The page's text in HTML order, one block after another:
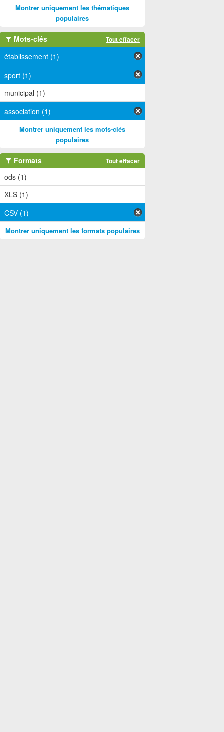
Montrer uniquement les thématiques
populaires
Mots-clés Tout effacer
établissement (1)
sport (1)
municipal (1)
association (1)
Montrer uniquement les mots-clés
populaires
Formats Tout effacer
ods (1)
XLS (1)
CSV (1)
Montrer uniquement les formats populaires